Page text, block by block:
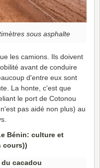
sous asphalte
les camions. Ils doivent
avant de conduire
d'entre eux sont
La honte, c'est que
le port de Cotonou
pas aidé non plus) au